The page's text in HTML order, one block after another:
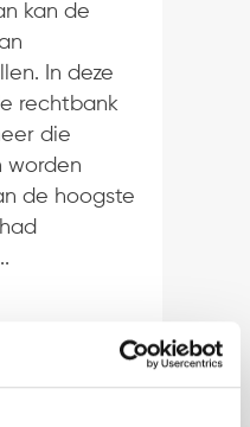
kan de
In deze
rechtbank
die
worden
de hoogste